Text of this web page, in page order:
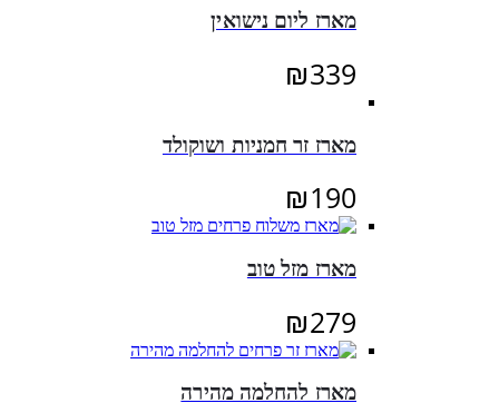
מארז ליום נישואין
₪339
מארז זר חמניות ושוקולד
₪190
מארז מזל טוב
₪279
מארז להחלמה מהירה